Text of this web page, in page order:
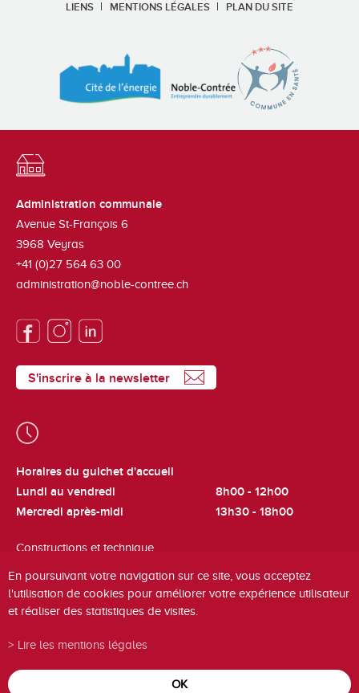
LIENS MENTIONS LÉGALES PLAN DU SITE
Administration communale
Avenue St-François 6
3968 Veyras
+41 (0)27 564 63 00
administration@noble-contree.ch
S'inscrire à la newsletter
Horaires du guichet d'accueil
Lundi au vendredi
8h00 - 12h00
Mercredi après-midi
13h30 - 18h00
Constructions et technique
Cadastre et fiscalité
En poursuivant votre navigation sur ce site, vous acceptez
l'utilisation de cookies pour améliorer votre expérience utilisateur
et réaliser des statistiques de visites.
Lire les mentions légales
OK